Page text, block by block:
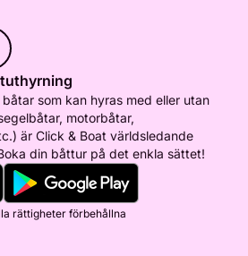
som kan hyras med eller utan
motorbåtar,
är Click & Boat världsledande
din båttur på det enkla sättet!
rättigheter förbehållna